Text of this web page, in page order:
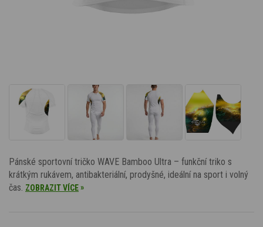
Pánské sportovní tričko WAVE Bamboo Ultra – funkční triko s
krátkým rukávem, antibakteriální, prodyšné, ideální na sport i volný
čas. ZOBRAZIT VÍCE»